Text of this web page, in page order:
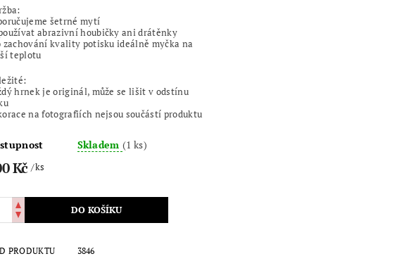
šetrné mytí
abrazivní houbičky ani drátěnky
zachování kvality potisku ideálně myčka na
teplotu
hrnek je originál, může se lišit v odstínu
na fotografiích nejsou součástí produktu
Skladem(1 ks)
Kč/ ks
PRODUKTU
3846